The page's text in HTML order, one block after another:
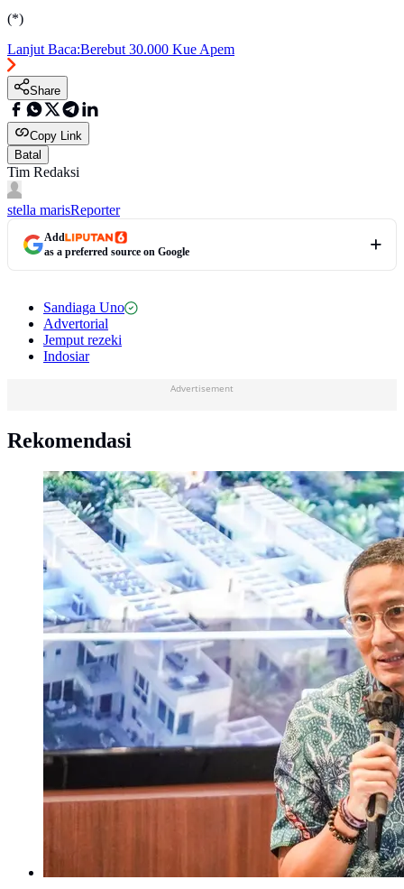
(*)
Lanjut Baca:Berebut 30.000 Kue Apem
Share
Copy Link
Batal
Tim Redaksi
stella marisReporter
Add
as a preferred source on Google
Sandiaga Uno
Advertorial
Jemput rezeki
Indosiar
Advertisement
Rekomendasi